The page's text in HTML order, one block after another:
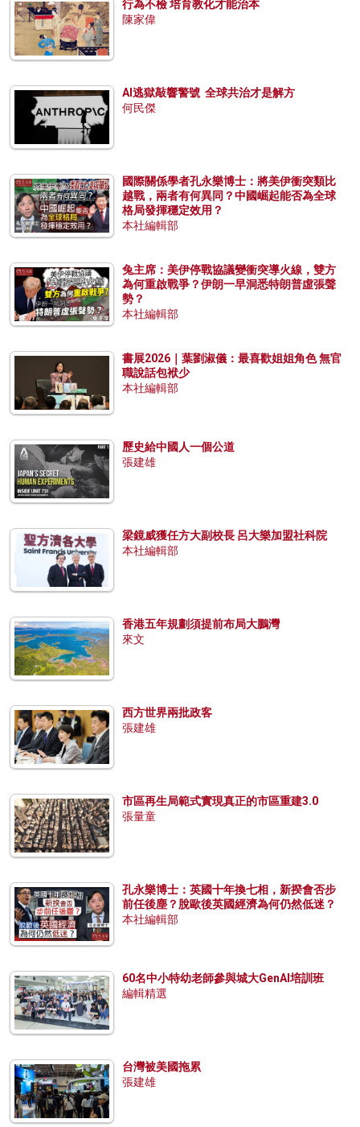
行為不檢 培育教化才能治本
陳家偉
AI逃獄敲響警號 全球共治才是解方
何民傑
國際關係學者孔永樂博士：將美伊衝突類比
越戰，兩者有何異同？中國崛起能否為全球
格局發揮穩定效用？
本社編輯部
兔主席：美伊停戰協議變衝突導火線，雙方
為何重啟戰爭？伊朗一早洞悉特朗普虛張聲
勢？
本社編輯部
書展2026｜葉劉淑儀：最喜歡姐姐角色 無官
職說話包袱少
本社編輯部
歷史給中國人一個公道
張建雄
梁鏡威獲任方大副校長 呂大樂加盟社科院
本社編輯部
香港五年規劃須提前布局大鵬灣
來文
西方世界兩批政客
張建雄
市區再生局範式實現真正的市區重建3.0
張量童
孔永樂博士：英國十年換七相，新揆會否步
前任後塵？脫歐後英國經濟為何仍然低迷？
本社編輯部
60名中小特幼老師參與城大GenAI培訓班
編輯精選
台灣被美國拖累
張建雄